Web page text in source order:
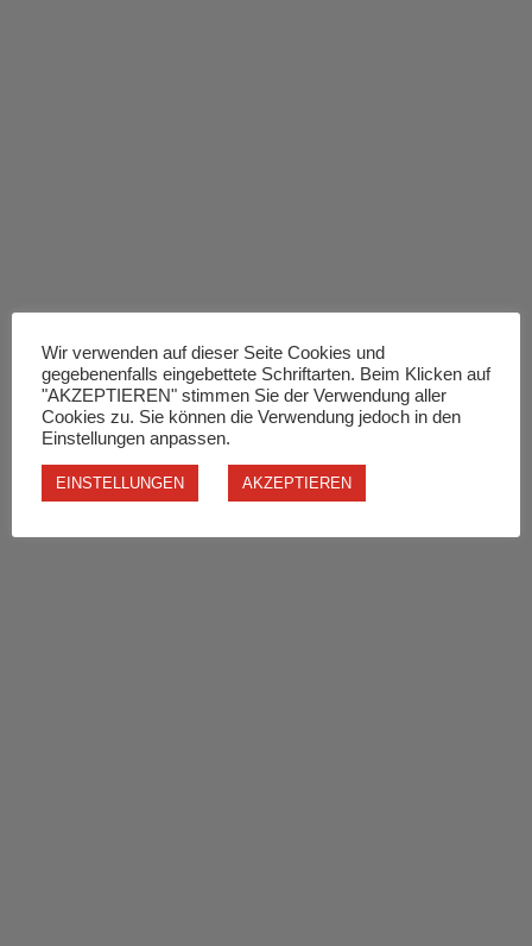
Wir verwenden auf dieser Seite Cookies und
gegebenenfalls eingebettete Schriftarten. Beim Klicken auf
"AKZEPTIEREN" stimmen Sie der Verwendung aller
Cookies zu. Sie können die Verwendung jedoch in den
Einstellungen anpassen.
EINSTELLUNGEN AKZEPTIEREN